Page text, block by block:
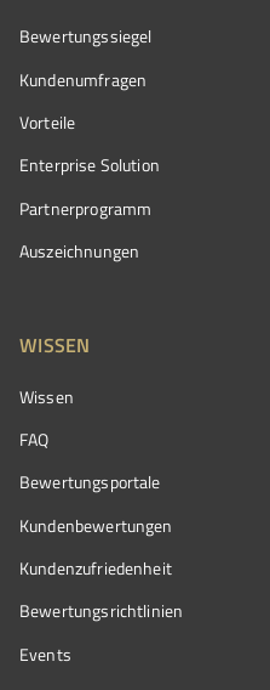
Bewertungssiegel
Kundenumfragen
Vorteile
Enterprise Solution
Partnerprogramm
Auszeichnungen
WISSEN
Wissen
FAQ
Bewertungsportale
Kundenbewertungen
Kundenzufriedenheit
Bewertungs­richtlinien
Events